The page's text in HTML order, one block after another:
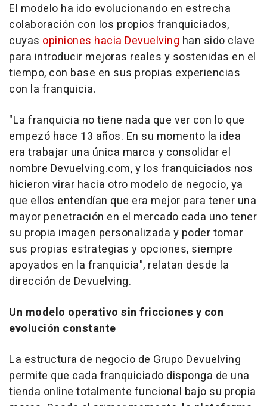
El modelo ha ido evolucionando en estrecha
colaboración con los propios franquiciados,
cuyas opiniones hacia Devuelving han sido clave
para introducir mejoras reales y sostenidas en el
tiempo, con base en sus propias experiencias
con la franquicia.
"La franquicia no tiene nada que ver con lo que
empezó hace 13 años. En su momento la idea
era trabajar una única marca y consolidar el
nombre Devuelving.com, y los franquiciados nos
hicieron virar hacia otro modelo de negocio, ya
que ellos entendían que era mejor para tener una
mayor penetración en el mercado cada uno tener
su propia imagen personalizada y poder tomar
sus propias estrategias y opciones, siempre
apoyados en la franquicia", relatan desde la
dirección de Devuelving.
Un modelo operativo sin fricciones y con
evolución constante
La estructura de negocio de Grupo Devuelving
permite que cada franquiciado disponga de una
tienda online totalmente funcional bajo su propia